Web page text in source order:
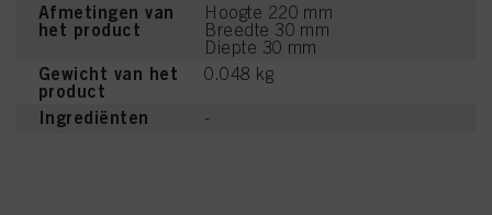
Afmetingen van
het product
Hoogte 220 mm
Breedte 30 mm
Diepte 30 mm
Gewicht van het
product
0.048 kg
Ingrediënten -